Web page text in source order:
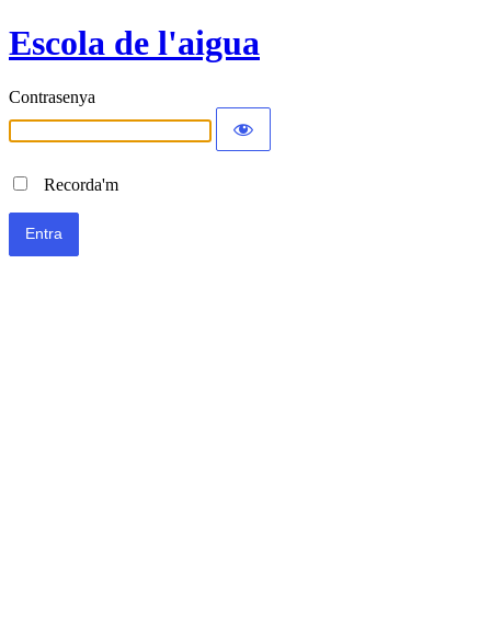
Escola de l'aigua
Contrasenya
Recorda'm